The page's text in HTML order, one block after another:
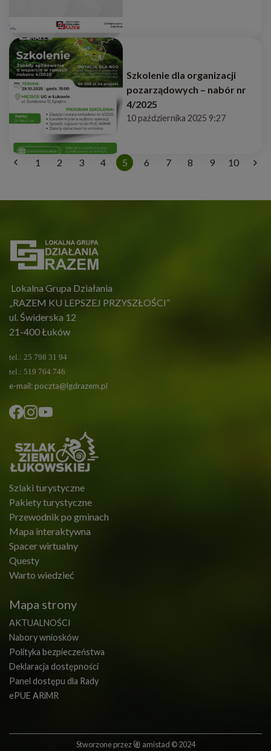
Szkolenie dla organizacji
pozarządowych – nabór nr
4/2025
10 października 2025 9:27
1 2 3 4 5 6 7 8 9 10
Lokalna Grupa Działania
„RAZEM KU LEPSZEJ PRZYSZŁOŚCI”
ul. Świderska 12
21-400 Łuków
tel.: 25 798 31 94
tel.: 519 764 746
e-mail:poczta@lgdrazem.pl
Szlaki turystyczne
Pakiety turystyczne
Przewodnik po gminach
Mapa interaktywna
Spacer wirtualny
Questy
Warto wiedzieć
Mapa strony
AKTUALNOŚCI
Nabory wniosków
Polityka bezpieczeństwa
Deklaracja dostępności
Panel dostępu dla Rady
ePUE ARiMR
Stworzone przez amistad © 2024